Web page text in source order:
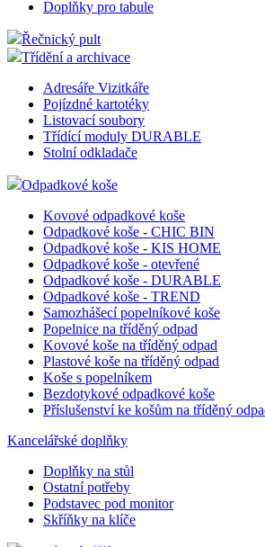
Magnetické tabule
Korkové nástěnky
Skleněné magnetické tabule
Skleněné tabule
Prezentační lišta
Mobilní Flipchart tabule
Doplňky pro tabule
Řečnický pult
Třídění a archivace
Adresáře Vizitkáře
Pojízdné kartotéky
Listovací soubory
Třídící moduly DURABLE
Stolní odkladače
Odpadkové koše
Kovové odpadkové koše
Odpadkové koše - CHIC BIN
Odpadkové koše - KIS HOME
Odpadkové koše - otevřené
Odpadkové koše - DURABLE
Odpadkové koše - TREND
Samozhášecí popelníkové koše
Popelnice na tříděný odpad
Kovové koše na tříděný odpad
Plastové koše na tříděný odpad
Koše s popelníkem
Bezdotykové odpadkové koše
Příslušenství ke košům na tříděný odpad